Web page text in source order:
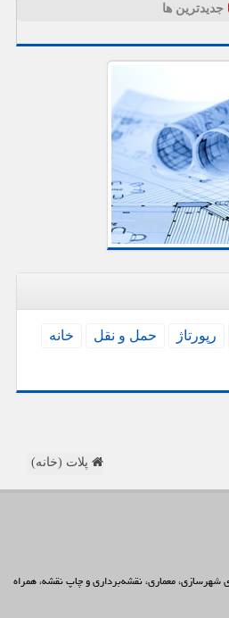
جدیدترین ها
رپورتاژ حمل و نقل
خانه
پلات (خانه)
شهرسازی، معماری، نقشه‌برداری و چاپ نقشه، همراه